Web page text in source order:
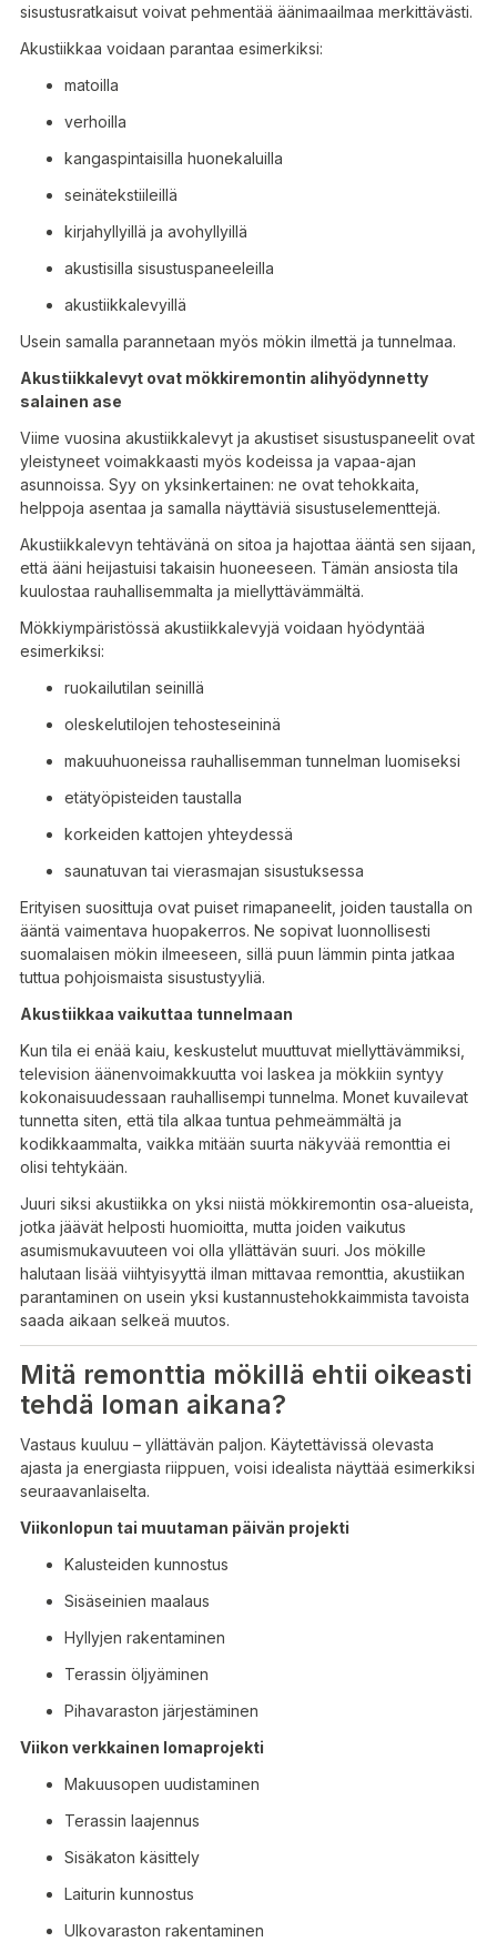
sisustusratkaisut voivat pehmentää äänimaailmaa merkittävästi.
Akustiikkaa voidaan parantaa esimerkiksi:
matoilla
verhoilla
kangaspintaisilla huonekaluilla
seinätekstiileillä
kirjahyllyillä ja avohyllyillä
akustisilla sisustuspaneeleilla
akustiikkalevyillä
Usein samalla parannetaan myös mökin ilmettä ja tunnelmaa.
Akustiikkalevyt ovat mökkiremontin alihyödynnetty
salainen ase
Viime vuosina akustiikkalevyt ja akustiset sisustuspaneelit ovat
yleistyneet voimakkaasti myös kodeissa ja vapaa-ajan
asunnoissa. Syy on yksinkertainen: ne ovat tehokkaita,
helppoja asentaa ja samalla näyttäviä sisustuselementtejä.
Akustiikkalevyn tehtävänä on sitoa ja hajottaa ääntä sen sijaan,
että ääni heijastuisi takaisin huoneeseen. Tämän ansiosta tila
kuulostaa rauhallisemmalta ja miellyttävämmältä.
Mökkiympäristössä akustiikkalevyjä voidaan hyödyntää
esimerkiksi:
ruokailutilan seinillä
oleskelutilojen tehosteseininä
makuuhuoneissa rauhallisemman tunnelman luomiseksi
etätyöpisteiden taustalla
korkeiden kattojen yhteydessä
saunatuvan tai vierasmajan sisustuksessa
Erityisen suosittuja ovat puiset rimapaneelit, joiden taustalla on
ääntä vaimentava huopakerros. Ne sopivat luonnollisesti
suomalaisen mökin ilmeeseen, sillä puun lämmin pinta jatkaa
tuttua pohjoismaista sisustustyyliä.
Akustiikkaa vaikuttaa tunnelmaan
Kun tila ei enää kaiu, keskustelut muuttuvat miellyttävämmiksi,
television äänenvoimakkuutta voi laskea ja mökkiin syntyy
kokonaisuudessaan rauhallisempi tunnelma. Monet kuvailevat
tunnetta siten, että tila alkaa tuntua pehmeämmältä ja
kodikkaammalta, vaikka mitään suurta näkyvää remonttia ei
olisi tehtykään.
Juuri siksi akustiikka on yksi niistä mökkiremontin osa-alueista,
jotka jäävät helposti huomioitta, mutta joiden vaikutus
asumismukavuuteen voi olla yllättävän suuri. Jos mökille
halutaan lisää viihtyisyyttä ilman mittavaa remonttia, akustiikan
parantaminen on usein yksi kustannustehokkaimmista tavoista
saada aikaan selkeä muutos.
Mitä remonttia mökillä ehtii oikeasti
tehdä loman aikana?
Vastaus kuuluu – yllättävän paljon. Käytettävissä olevasta
ajasta ja energiasta riippuen, voisi idealista näyttää esimerkiksi
seuraavanlaiselta.
Viikonlopun tai muutaman päivän projekti
Kalusteiden kunnostus
Sisäseinien maalaus
Hyllyjen rakentaminen
Terassin öljyäminen
Pihavaraston järjestäminen
Viikon verkkainen lomaprojekti
Makuusopen uudistaminen
Terassin laajennus
Sisäkaton käsittely
Laiturin kunnostus
Ulkovaraston rakentaminen